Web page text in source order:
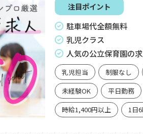
注目ポイント
駐車場代全額無料
乳児クラス
人気の公立保育園の
乳児担当 制服なし
未経験OK
平日勤務
時給1,400円以上
1日